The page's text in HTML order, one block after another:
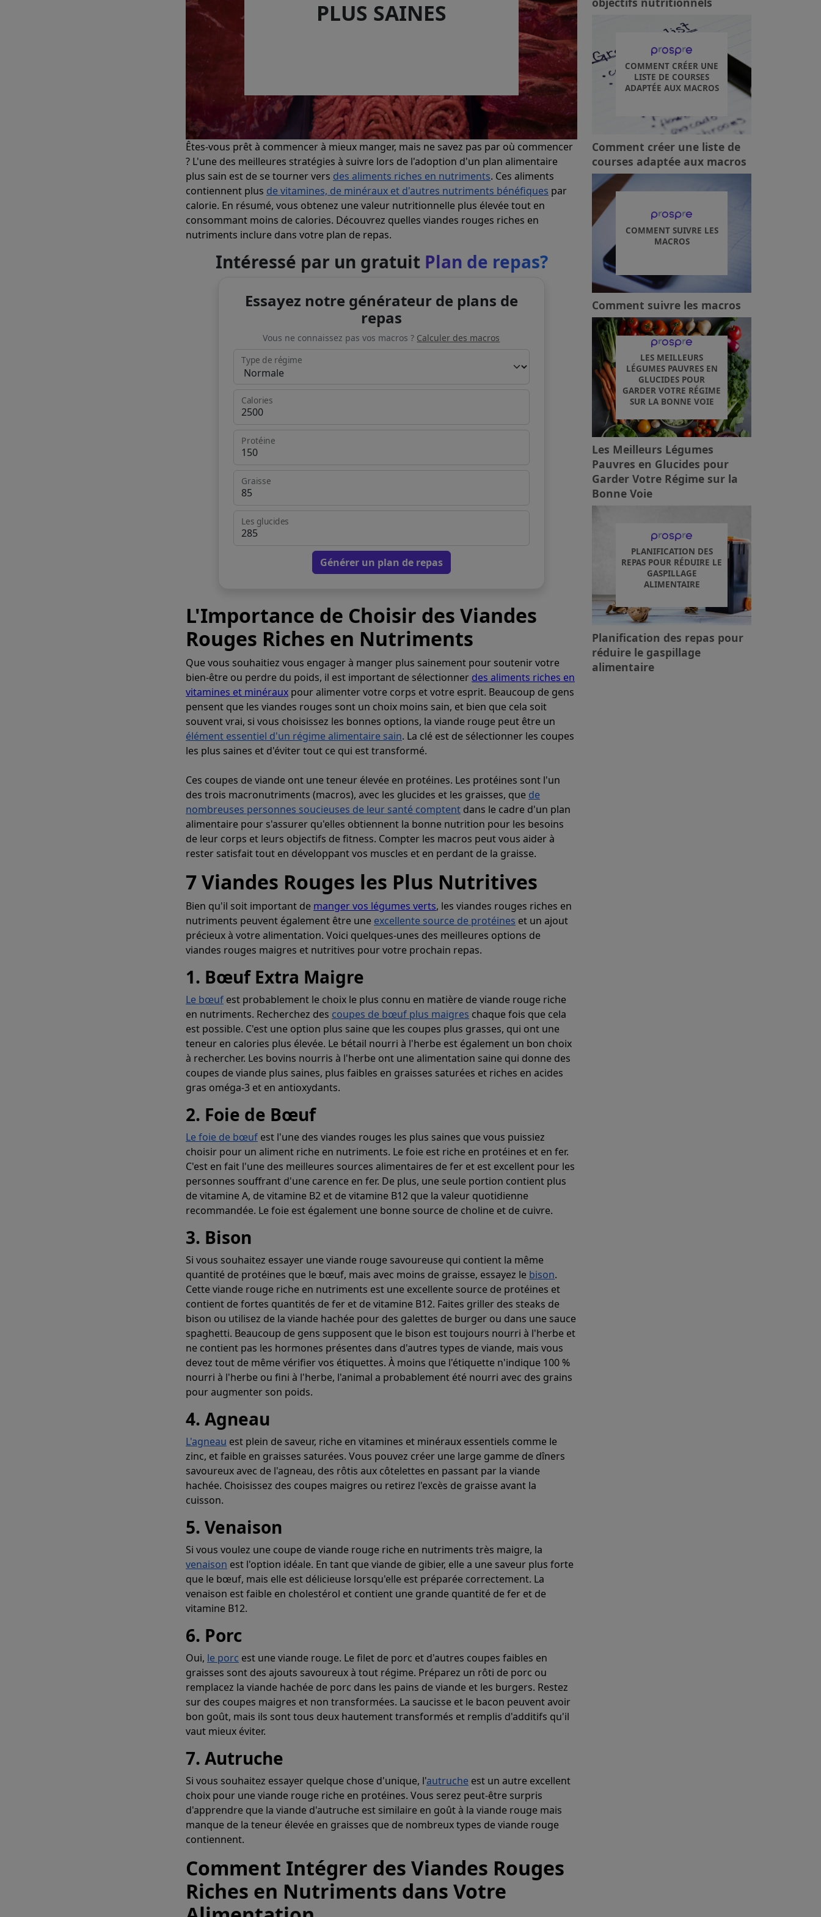
PLUS SAINES
Êtes-vous prêt à commencer à mieux manger, mais ne savez pas par où commencer
? L'une des meilleures stratégies à suivre lors de l'adoption d'un plan alimentaire
plus sain est de se tourner vers des aliments riches en nutriments. Ces aliments
contiennent plus de vitamines, de minéraux et d'autres nutriments bénéfiques par
calorie. En résumé, vous obtenez une valeur nutritionnelle plus élevée tout en
consommant moins de calories. Découvrez quelles viandes rouges riches en
nutriments inclure dans votre plan de repas.
Intéressé par un gratuit Plan de repas?
Essayez notre générateur de plans de
repas
Vous ne connaissez pas vos macros ? Calculer des macros
Type de régime
Calories
Protéine
Graisse
Les glucides
Générer un plan de repas
L'Importance de Choisir des Viandes
Rouges Riches en Nutriments
Que vous souhaitiez vous engager à manger plus sainement pour soutenir votre
bien-être ou perdre du poids, il est important de sélectionner des aliments riches en
vitamines et minéraux pour alimenter votre corps et votre esprit. Beaucoup de gens
pensent que les viandes rouges sont un choix moins sain, et bien que cela soit
souvent vrai, si vous choisissez les bonnes options, la viande rouge peut être un
élément essentiel d'un régime alimentaire sain. La clé est de sélectionner les coupes
les plus saines et d'éviter tout ce qui est transformé.
Ces coupes de viande ont une teneur élevée en protéines. Les protéines sont l'un
des trois macronutriments (macros), avec les glucides et les graisses, que de
nombreuses personnes soucieuses de leur santé comptent dans le cadre d'un plan
alimentaire pour s'assurer qu'elles obtiennent la bonne nutrition pour les besoins
de leur corps et leurs objectifs de fitness. Compter les macros peut vous aider à
rester satisfait tout en développant vos muscles et en perdant de la graisse.
7 Viandes Rouges les Plus Nutritives
Bien qu'il soit important de manger vos légumes verts, les viandes rouges riches en
nutriments peuvent également être une excellente source de protéines et un ajout
précieux à votre alimentation. Voici quelques-unes des meilleures options de
viandes rouges maigres et nutritives pour votre prochain repas.
1. Bœuf Extra Maigre
Le bœuf est probablement le choix le plus connu en matière de viande rouge riche
en nutriments. Recherchez des coupes de bœuf plus maigres chaque fois que cela
est possible. C'est une option plus saine que les coupes plus grasses, qui ont une
teneur en calories plus élevée. Le bétail nourri à l'herbe est également un bon choix
à rechercher. Les bovins nourris à l'herbe ont une alimentation saine qui donne des
coupes de viande plus saines, plus faibles en graisses saturées et riches en acides
gras oméga-3 et en antioxydants.
2. Foie de Bœuf
Le foie de bœuf est l'une des viandes rouges les plus saines que vous puissiez
choisir pour un aliment riche en nutriments. Le foie est riche en protéines et en fer.
C'est en fait l'une des meilleures sources alimentaires de fer et est excellent pour les
personnes souffrant d'une carence en fer. De plus, une seule portion contient plus
de vitamine A, de vitamine B2 et de vitamine B12 que la valeur quotidienne
recommandée. Le foie est également une bonne source de choline et de cuivre.
3. Bison
Si vous souhaitez essayer une viande rouge savoureuse qui contient la même
quantité de protéines que le bœuf, mais avec moins de graisse, essayez le bison.
Cette viande rouge riche en nutriments est une excellente source de protéines et
contient de fortes quantités de fer et de vitamine B12. Faites griller des steaks de
bison ou utilisez de la viande hachée pour des galettes de burger ou dans une sauce
spaghetti. Beaucoup de gens supposent que le bison est toujours nourri à l'herbe et
ne contient pas les hormones présentes dans d'autres types de viande, mais vous
devez tout de même vérifier vos étiquettes. À moins que l'étiquette n'indique 100 %
nourri à l'herbe ou fini à l'herbe, l'animal a probablement été nourri avec des grains
pour augmenter son poids.
4. Agneau
L'agneau est plein de saveur, riche en vitamines et minéraux essentiels comme le
zinc, et faible en graisses saturées. Vous pouvez créer une large gamme de dîners
savoureux avec de l'agneau, des rôtis aux côtelettes en passant par la viande
hachée. Choisissez des coupes maigres ou retirez l'excès de graisse avant la
cuisson.
5. Venaison
Si vous voulez une coupe de viande rouge riche en nutriments très maigre, la
venaison est l'option idéale. En tant que viande de gibier, elle a une saveur plus forte
que le bœuf, mais elle est délicieuse lorsqu'elle est préparée correctement. La
venaison est faible en cholestérol et contient une grande quantité de fer et de
vitamine B12.
6. Porc
Oui, le porc est une viande rouge. Le filet de porc et d'autres coupes faibles en
graisses sont des ajouts savoureux à tout régime. Préparez un rôti de porc ou
remplacez la viande hachée de porc dans les pains de viande et les burgers. Restez
sur des coupes maigres et non transformées. La saucisse et le bacon peuvent avoir
bon goût, mais ils sont tous deux hautement transformés et remplis d'additifs qu'il
vaut mieux éviter.
7. Autruche
Si vous souhaitez essayer quelque chose d'unique, l'autruche est un autre excellent
choix pour une viande rouge riche en protéines. Vous serez peut-être surpris
d'apprendre que la viande d'autruche est similaire en goût à la viande rouge mais
manque de la teneur élevée en graisses que de nombreux types de viande rouge
contiennent.
Comment Intégrer des Viandes Rouges
Riches en Nutriments dans Votre
COMMENT CRÉER UNE
LISTE DE COURSES
ADAPTÉE AUX MACROS
Comment créer une liste de
courses adaptée aux macros
COMMENT SUIVRE LES
MACROS
Comment suivre les macros
LES MEILLEURS
LÉGUMES PAUVRES EN
GLUCIDES POUR
GARDER VOTRE RÉGIME
SUR LA BONNE VOIE
Les Meilleurs Légumes
Pauvres en Glucides pour
Garder Votre Régime sur la
Bonne Voie
PLANIFICATION DES
REPAS POUR RÉDUIRE LE
GASPILLAGE
ALIMENTAIRE
Planification des repas pour
réduire le gaspillage
alimentaire
Générer des
plans de repas
Créez instantanément des plans de repas qui atteignent vos
objectifs macros et caloriques.
Prospre: Planificateur de repas
Régime personnalisé et Suivi des macros
4.8 • GRATUIT